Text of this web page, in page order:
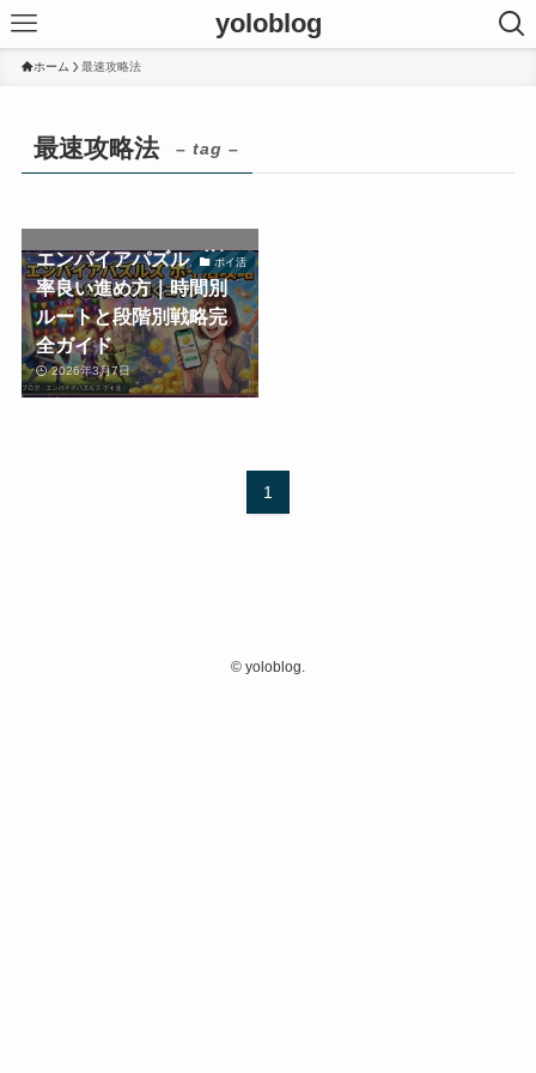
yoloblog
ホーム 最速攻略法
最速攻略法 – tag –
ポイ活
エンパイアパズルズ効
率良い進め方｜時間別
ルートと段階別戦略完
全ガイド
2026年3月7日
1
© yoloblog.